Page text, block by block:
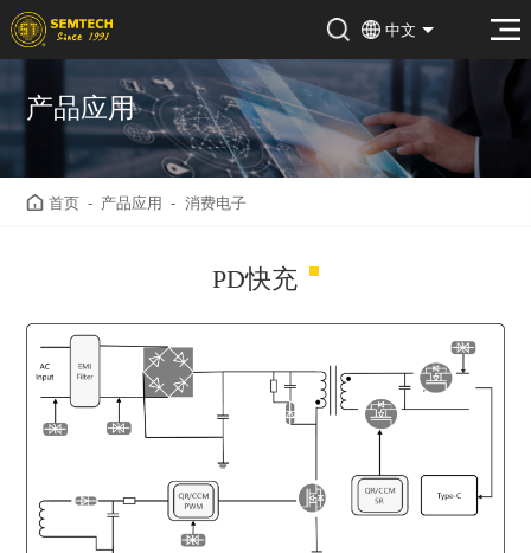
中文
产品应用
首页 - 产品应用 - 消费电子
PD快充